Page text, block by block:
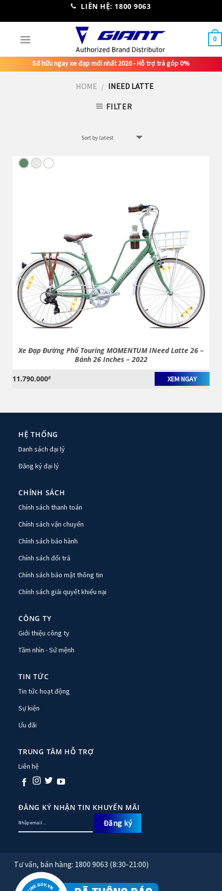
LIÊN HỆ: 1800 9063
0
Sở hữu ngay xe đạp mới nhất 2026 - Hỗ trợ trả góp 0%
HOME / INEED LATTE
FILTER
Xe Đạp Đường Phố Touring MOMENTUM INeed Latte 26 –
Bánh 26 Inches – 2022
11.790.000₫ XEM NGAY
HỆ THỐNG
Danh sách đại lý
Đăng ký đại lý
CHÍNH SÁCH
Chính sách thanh toán
Chính sách vận chuyển
Chính sách bảo hành
Chính sách đổi trả
Chính sách bảo mật thông tin
Chính sách giải quyết khiếu nại
CÔNG TY
Giới thiệu công ty
Tầm nhìn - Sứ mệnh
TIN TỨC
Tin tức hoạt động
Sự kiện
Ưu đãi
TRUNG TÂM HỖ TRỢ
Liên hệ
ĐĂNG KÝ NHẬN TIN KHUYẾN MÃI
Tư vấn, bán hàng: 1800 9063 (8:30-21:00)